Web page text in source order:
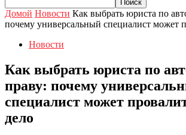
Домой Новости Как выбрать юриста по
почему универсальный специалист может
Новости
Как выбрать юриста по
праву: почему
специалист может
дело